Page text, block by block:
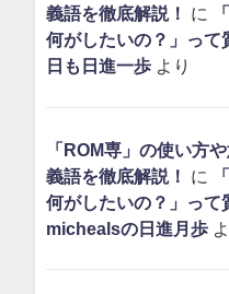
義語を徹底解説！
に
何がしたいの？」って
日も日進一歩より
「ROM専」の使い方
義語を徹底解説！
に
何がしたいの？」って
michealsの日進月歩よ